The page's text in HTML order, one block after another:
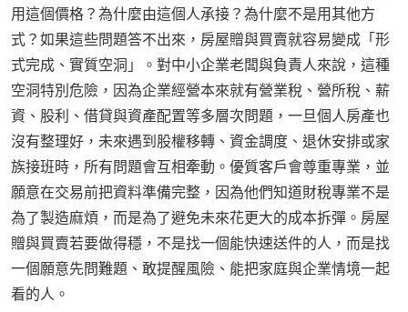
用這個價格？為什麼由這個人承接？為什麼不是用其他方
式？如果這些問題答不出來，房屋贈與買賣就容易變成「形
式完成、實質空洞」。對中小企業老闆與負責人來說，這種
空洞特別危險，因為企業經營本來就有營業稅、營所稅、薪
資、股利、借貸與資產配置等多層次問題，一旦個人房產也
沒有整理好，未來遇到股權移轉、資金調度、退休安排或家
族接班時，所有問題會互相牽動。優質客戶會尊重專業，並
願意在交易前把資料準備完整，因為他們知道財稅專業不是
為了製造麻煩，而是為了避免未來花更大的成本拆彈。房屋
贈與買賣若要做得穩，不是找一個能快速送件的人，而是找
一個願意先問難題、敢提醒風險、能把家庭與企業情境一起
看的人。